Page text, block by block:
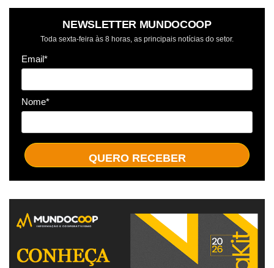
NEWSLETTER MUNDOCOOP
Toda sexta-feira às 8 horas, as principais notícias do setor.
Email*
Nome*
QUERO RECEBER